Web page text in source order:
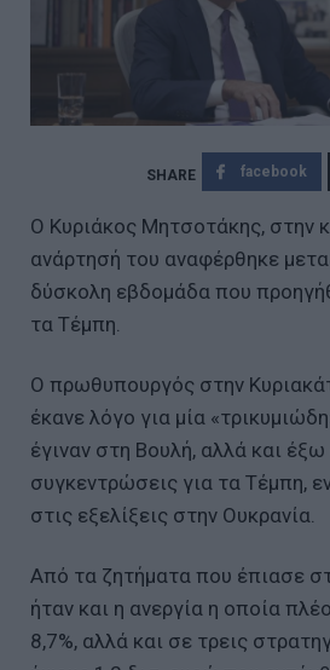
facebook
O Kυριάκος Μητσοτάκης, στην
ανάρτησή του αναφέρθηκε
δύσκολη εβδομάδα που
τα Τέμπη.
Ο πρωθυπουργός στην
έκανε λόγο για μία
έγιναν στη Βουλή, αλλά και
συγκεντρώσεις για τα Τέμπη,
στις εξελίξεις στην Ουκρανία.
Από τα ζητήματα που έπιασε
ήταν και η ανεργία η οποία
8,7%, αλλά και σε τρεις